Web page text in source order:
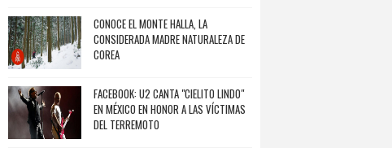
CONOCE EL MONTE HALLA, LA
CONSIDERADA MADRE NATURALEZA DE
COREA
FACEBOOK: U2 CANTA "CIELITO LINDO"
EN MÉXICO EN HONOR A LAS VÍCTIMAS
DEL TERREMOTO